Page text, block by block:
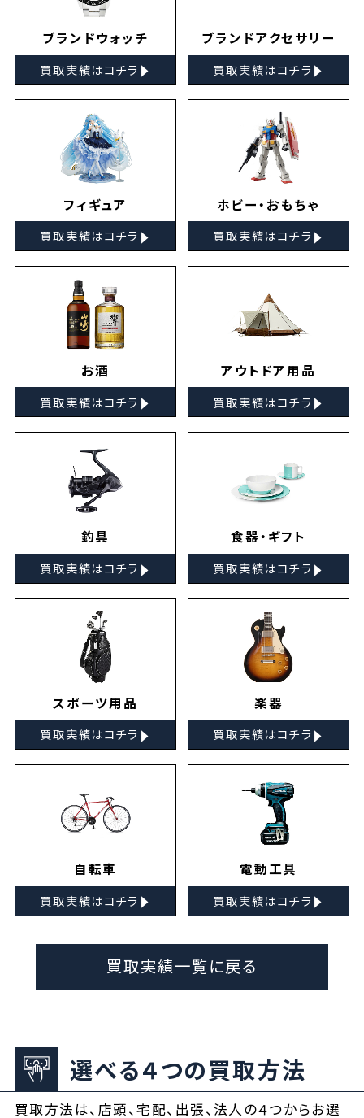
ブランドウォッチ
買取実績はコチラ ▸
ブランドアクセサリー
買取実績はコチラ ▸
フィギュア
買取実績はコチラ ▸
ホビー・おもちゃ
買取実績はコチラ ▸
お酒
買取実績はコチラ ▸
アウトドア用品
買取実績はコチラ ▸
釣具
買取実績はコチラ ▸
食器・ギフト
買取実績はコチラ ▸
スポーツ用品
買取実績はコチラ ▸
楽器
買取実績はコチラ ▸
自転車
買取実績はコチラ ▸
電動工具
買取実績はコチラ ▸
買取実績一覧に戻る
選べる４つの買取方法
買取方法は、店頭、宅配、出張、法人の４つからお選